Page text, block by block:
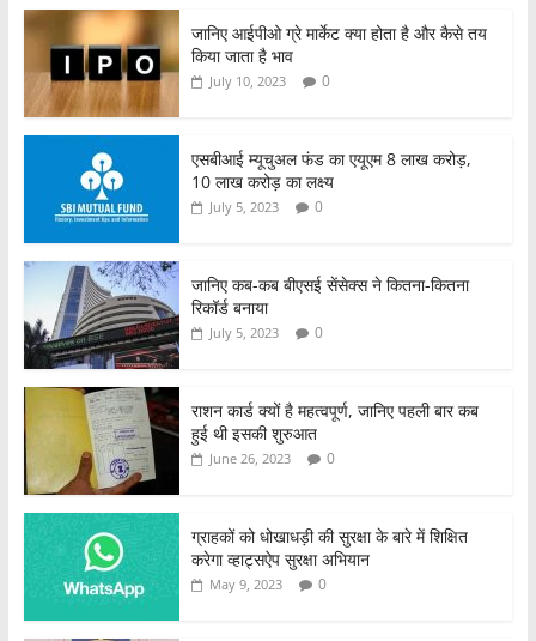
जानिए आईपीओ ग्रे मार्केट क्या होता है और कैसे तय
किया जाता है भाव
July 10, 2023 0
एसबीआई म्यूचुअल फंड का एयूएम 8 लाख करोड़,
10 लाख करोड़ का लक्ष्य
July 5, 2023 0
जानिए कब-कब बीएसई सेंसेक्स ने कितना-कितना
रिकॉर्ड बनाया
July 5, 2023 0
राशन कार्ड क्यों है महत्वपूर्ण, जानिए पहली बार कब
हुई थी इसकी शुरुआत
June 26, 2023 0
ग्राहकों को धोखाधड़ी की सुरक्षा के बारे में शिक्षित
करेगा व्हाट्सऐप सुरक्षा अभियान
May 9, 2023 0